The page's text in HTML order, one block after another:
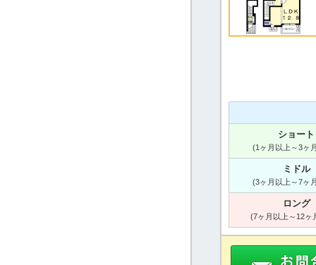
ショート
(1ヶ月以上～3ヶ
ミドル
(3ヶ月以上～7ヶ
ロング
(7ヶ月以上～12ヶ